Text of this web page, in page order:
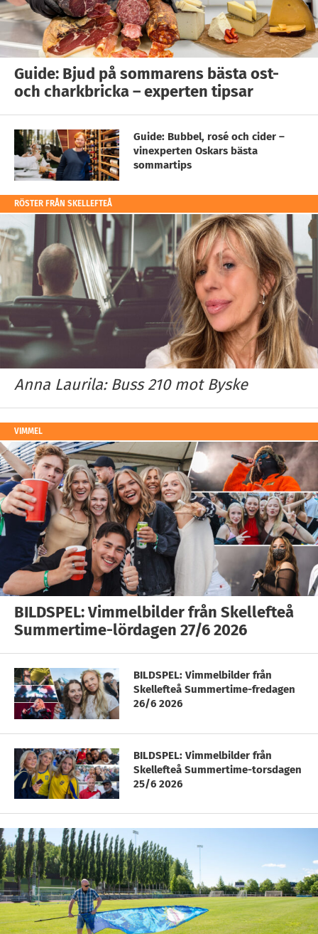
Guide: Bjud på sommarens bästa ost-
och charkbricka – experten tipsar
Guide: Bubbel, rosé och cider –
vinexperten Oskars bästa
sommartips
RÖSTER FRÅN SKELLEFTEÅ
Anna Laurila: Buss 210 mot Byske
VIMMEL
BILDSPEL: Vimmelbilder från Skellefteå
Summertime-lördagen 27/6 2026
BILDSPEL: Vimmelbilder från
Skellefteå Summertime-fredagen
26/6 2026
BILDSPEL: Vimmelbilder från
Skellefteå Summertime-torsdagen
25/6 2026